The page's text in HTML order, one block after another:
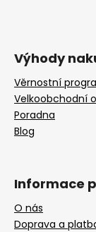
Výhody
Věrnostní
Velkoobchodní
Poradna
Blog
Informace
O nás
Doprava a